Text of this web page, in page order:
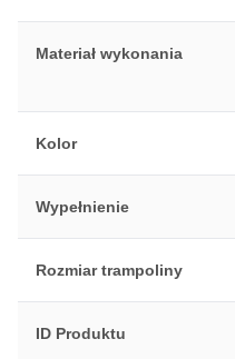
Materiał wykonania
Kolor
Wypełnienie
Rozmiar trampoliny
ID Produktu